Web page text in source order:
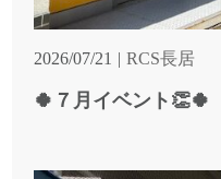
2026/07/21 RCS長居
🍀７月イベント👏🍀